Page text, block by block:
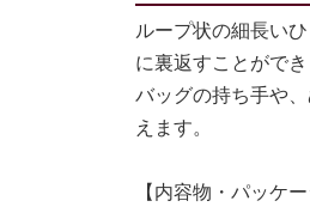
ループ状の細長い
に裏返すことができ
バッグの持ち手や
えます。
【内容物・パッケー